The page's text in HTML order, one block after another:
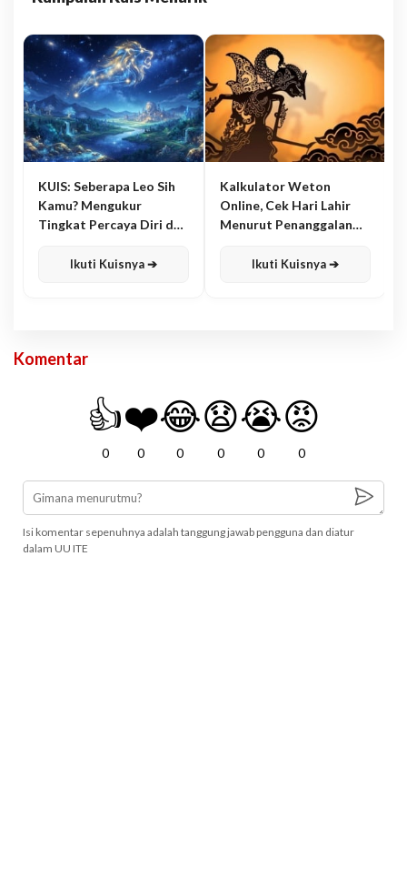
KUIS: Seberapa Leo Sih
Kamu? Mengukur
Tingkat Percaya Diri dan
Ikuti Kuisnya ➔
Kalkulator Weton
Online, Cek Hari Lahir
Menurut Penanggalan
Ikuti Kuisnya ➔
Komentar
👍
0
❤️
0
😂
0
😧
0
😭
0
😡
0
Isi komentar sepenuhnya adalah tanggung jawab pengguna dan diatur
dalam UU ITE